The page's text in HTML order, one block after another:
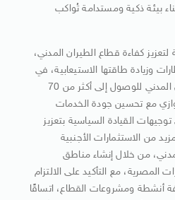
بيئة ذكية ومستدامة تُواكب
كفاءة قطاع الطيران المدني،
وزيادة طاقتها الاستيعابية، في
إطار مستهدفات وزارة الطيران المدني للوصول إلى أكثر من 70
مع تحسين جودة الخدمات
القيادة السياسية بتعزيز
من الاستثمارات الأجنبية
من خلال إنشاء مناطق
المصرية، مع التأكيد على الالتزام
أنشطة ومشروعات القطاع، اتساقًا